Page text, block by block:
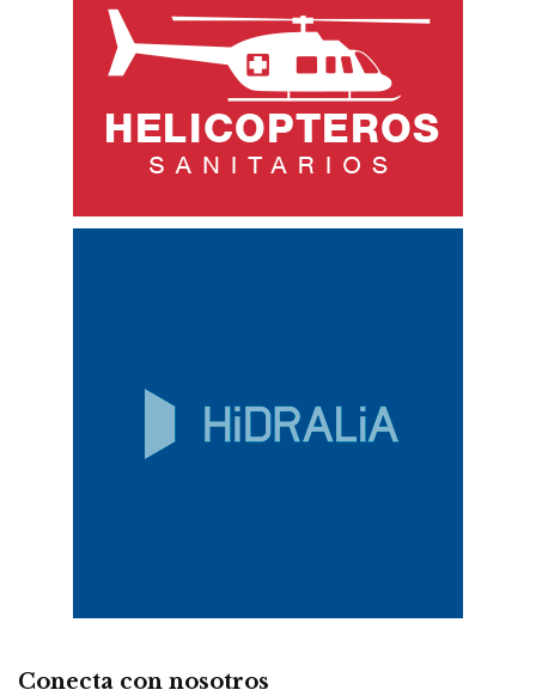
Conecta con nosotros